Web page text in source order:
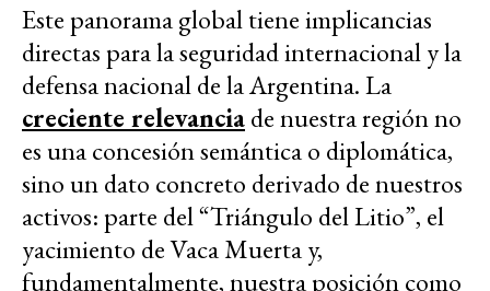
Este panorama global tiene implicancias
directas para la seguridad internacional y la
defensa nacional de la Argentina. La
creciente relevanciade nuestra región no
es una concesión semántica o diplomática,
sino un dato concreto derivado de nuestros
activos: parte del “Triángulo del Litio”, el
yacimiento de Vaca Muerta y,
fundamentalmente, nuestra posición como